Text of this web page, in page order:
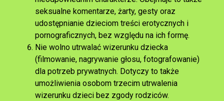
seksualne komentarze, żarty, gesty oraz
udostępnianie dzieciom treści erotycznych i
pornograficznych, bez względu na ich formę.
Nie wolno utrwalać wizerunku dziecka
(filmowanie, nagrywanie głosu, fotografowanie)
dla potrzeb prywatnych. Dotyczy to także
umożliwienia osobom trzecim utrwalenia
wizerunku dzieci bez zgody rodziców.